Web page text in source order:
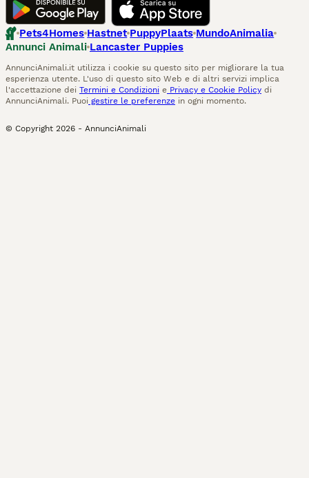
Pets4Homes Hastnet PuppyPlaats MundoAnimalia
Annunci Animali Lancaster Puppies
AnnunciAnimali.it utilizza i cookie su questo sito per migliorare la tua
esperienza utente. L'uso di questo sito Web e di altri servizi implica
l'accettazione dei Termini e Condizioni e Privacy e Cookie Policy di
AnnunciAnimali. Puoi gestire le preferenze in ogni momento.
© Copyright 2026 - AnnunciAnimali